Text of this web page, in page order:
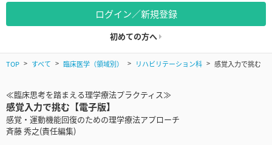
ログイン／新規登録
初めての方へ
TOP すべて 臨床医学（領域別） リハビリテーション科 感覚入力で挑む
≪臨床思考を踏まえる理学療法プラクティス≫
感覚入力で挑む【電子版】
感覚・運動機能回復のための理学療法アプローチ
斉藤 秀之(責任編集)